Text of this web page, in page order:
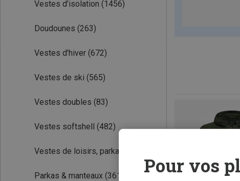
Vestes d'isolation (1456)
Doudounes (263)
Vestes d'hiver (672)
Vestes de ski (565)
Vestes doubles (83)
Vestes softshell (482)
Vestes de loisirs, parkas
Parkas & manteaux (361) Pour vos